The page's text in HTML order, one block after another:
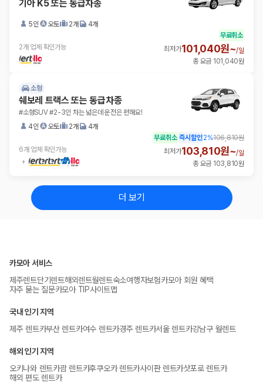
기아 K5 또는 동급차종
5인 오토 2개 4개
2개 업체 확인가능
무료취소
최저가101,040원~/일
총 요금 101,040원
소형
쉐보레 트랙스 또는 동급차종
#소형SUV #2-3인 차는 넓은데 운전은 편해요!
4인
오토 2개 4개
6개 업체 확인가능
무료취소 즉시할인2%106,810원
최저가103,810원~/일
총 요금 103,810원
더 보기
카모아 서비스
제주렌트단기렌트해외렌트월렌트숙소여행자보험카모아 회원 혜택
자주 묻는 질문카모아 TIP사이트맵
국내 인기 지역
제주 렌트카부산 렌트카여수 렌트카경주 렌트카서울 렌트카강남구 월렌트
해외 인기 지역
오키나와 렌트카괌 렌트카후쿠오카 렌트카사이판 렌트카삿포로 렌트카
해외 편도 렌트카